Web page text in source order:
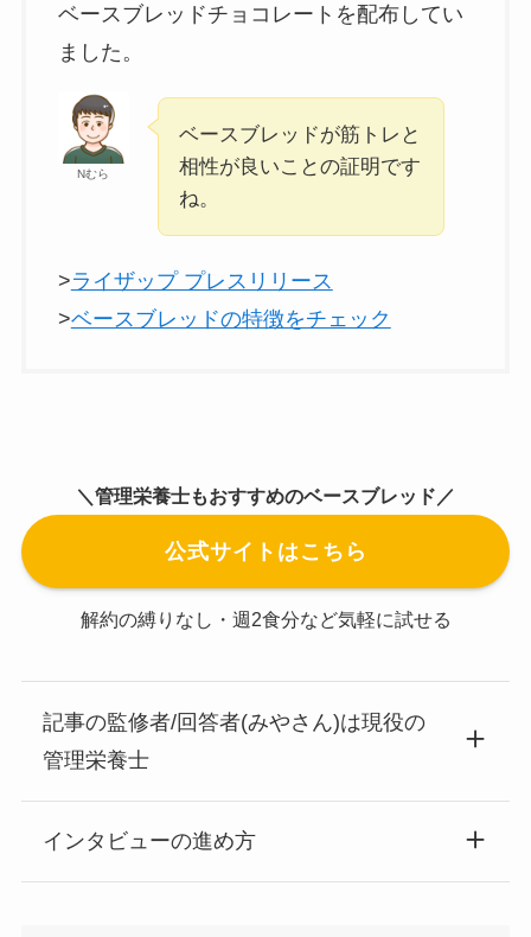
ベースブレッドチョコレートを配布してい
ました。
Nむら
ベースブレッドが筋トレと
相性が良いことの証明です
ね。
>ライザップ プレスリリース
>ベースブレッドの特徴をチェック
＼管理栄養士もおすすめのベースブレッド／
公式サイトはこちら
解約の縛りなし・週2食分など気軽に試せる
記事の監修者/回答者(みやさん)は現役の
管理栄養士
インタビューの進め方